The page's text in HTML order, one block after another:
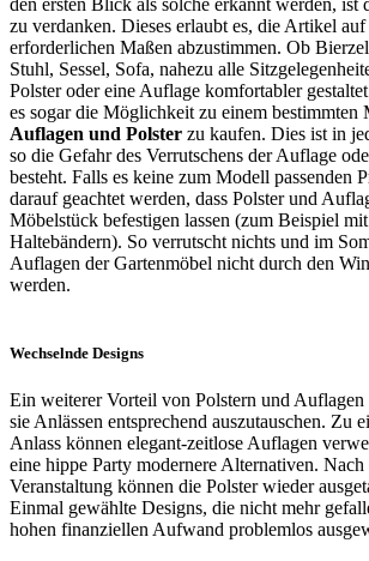
den ersten Blick als solche erkannt werden, ist
zu verdanken. Dieses erlaubt es, die Artikel
erforderlichen Maßen abzustimmen. Ob
Stuhl, Sessel, Sofa, nahezu alle
Polster oder eine Auflage komfortabler
es sogar die Möglichkeit zu einem bestimmten
Auflagen und Polster zu kaufen. Dies ist in
so die Gefahr des Verrutschens der Auflage
besteht. Falls es keine zum Modell passenden
darauf geachtet werden, dass Polster und
Möbelstück befestigen lassen (zum Beispiel
Haltebändern). So verrutscht nichts und im
Auflagen der Gartenmöbel nicht durch den
werden.
Wechselnde Designs
Ein weiterer Vorteil von Polstern und
sie Anlässen entsprechend auszutauschen. Zu
Anlass können elegant-zeitlose Auflagen
eine hippe Party modernere Alternativen.
Veranstaltung können die Polster wieder
Einmal gewählte Designs, die nicht mehr
hohen finanziellen Aufwand problemlos